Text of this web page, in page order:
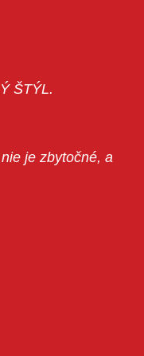
ŠTÝL.
je zbytočné, a